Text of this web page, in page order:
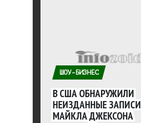
ШОУ-БИЗНЕС
В США ОБНАРУЖИЛИ
НЕИЗДАННЫЕ ЗАПИСИ
МАЙКЛА ДЖЕКСОНА